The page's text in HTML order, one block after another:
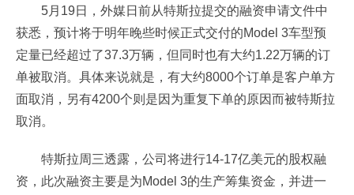
5月19日，外媒日前从特斯拉提交的融资申请文件中
获悉，预计将于明年晚些时候正式交付的Model 3车型预
定量已经超过了37.3万辆，但同时也有大约1.22万辆的订
单被取消。具体来说就是，有大约8000个订单是客户单方
面取消，另有4200个则是因为重复下单的原因而被特斯拉
取消。
特斯拉周三透露，公司将进行14-17亿美元的股权融
资，此次融资主要是为Model 3的生产筹集资金，并进一